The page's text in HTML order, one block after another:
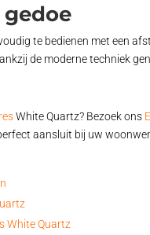
te bedienen met een
de moderne techniek
White Quartz? Bezoek ons
aansluit bij uw
White Quartz